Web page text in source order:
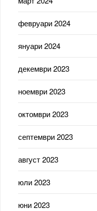
февруари 2024
януари 2024
декември 2023
ноември 2023
октомври 2023
септември 2023
август 2023
юли 2023
юни 2023